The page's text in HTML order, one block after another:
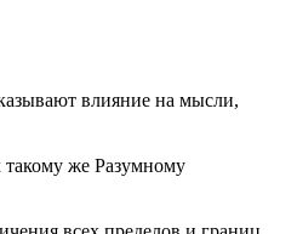
влияние на мысли,
же Разумному